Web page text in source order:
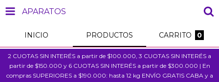
APARATOS
INICIO PRODUCTOS CARRITO 0
2 CUOTAS SIN INTERÉS a partir de $100.000, 3 CUOTAS SIN INTERÉS a
partir de $150.000 y 6 CUOTAS SIN INTERÉS a partir de $300.000 | En
compras SUPERIORES a $190.000: hasta 12 kg ENVÍO GRATIS CABA y a